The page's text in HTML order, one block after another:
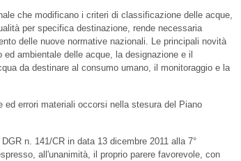
che modificano i criteri di classificazione delle acque,
per specifica destinazione, rende necessaria
delle nuove normative nazionali. Le principali novità
ambientale delle acque, la designazione e il
da destinare al consumo umano, il monitoraggio e la
ed errori materiali occorsi nella stesura del Piano
n. 141/CR in data 13 dicembre 2011 alla 7°
all'unanimità, il proprio parere favorevole, con